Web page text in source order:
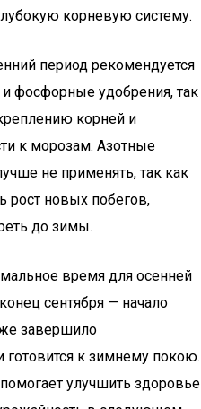
корневую систему.
период рекомендуется
фосфорные удобрения, так
корней и
к морозам. Азотные
не применять, так как
рост новых побегов,
до зимы.
время для осенней
сентября — начало
завершило
готовится к зимнему покою.
улучшить здоровье